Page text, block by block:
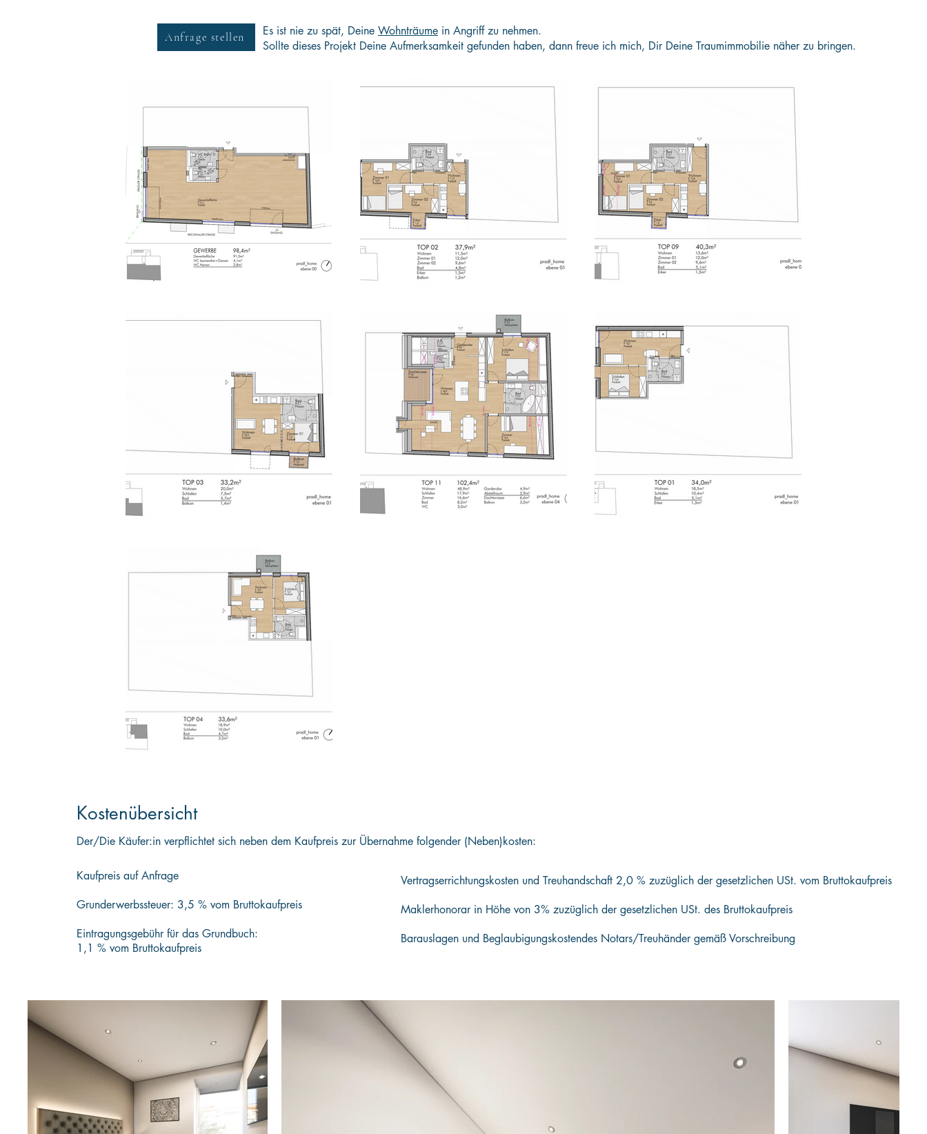
Anfrage stellen Es ist nie zu spät, Deine Wohnträume in Angriff zu nehmen.
Sollte dieses Projekt Deine Aufmerksamkeit gefunden haben, dann freue ich mich, Dir Deine Traumimmobilie näher zu bringen.
Kostenübersicht
Der/Die Käufer:in verpflichtet sich neben dem Kaufpreis zur Übernahme folgender (Neben)kosten:
Kaufpreis auf Anfrage
Grunderwerbssteuer: 3,5 % vom Bruttokaufpreis
Eintragungsgebühr für das Grundbuch:
1,1 % vom Bruttokaufpreis
Vertragserrichtungskosten und Treuhandschaft 2,0 % zuzüglich der gesetzlichen USt. vom Bruttokaufpreis
Maklerhonorar in Höhe von 3% zuzüglich der gesetzlichen USt. des Bruttokaufpreis
Barauslagen und Beglaubigungskostendes Notars/Treuhänder gemäß Vorschreibung